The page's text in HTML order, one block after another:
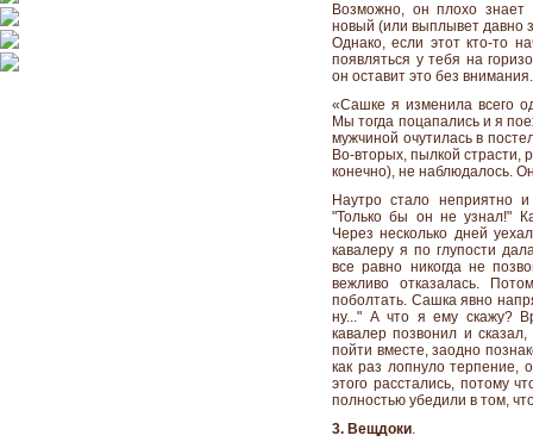
Возможно, он плохо знает
новый (или выплывет давно
Однако, если этот кто-то
появляться у тебя на
он оставит это без внимания.
«Сашке я изменила всего
Мы тогда поцапались и я
мужчиной очутилась в
Во-вторых, пылкой страсти,
конечно), не наблюдалось.
Наутро стало неприятно
"Только бы он не узнал!"
Через несколько дней
кавалеру я по глупости
все равно никогда не
вежливо отказалась.
поболтать. Сашка явно
ну..." А что я ему скажу?
кавалер позвонил и
пойти вместе, заодно
как раз лопнуло терпение,
этого расстались, потому
полностью убедили в том,
3. Вещдоки.